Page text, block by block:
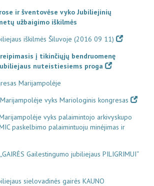
ir šventovėse vyko Jubiliejinių
užbaigimo iškilmės
iškilmės Šiluvoje (2016 09 11)
į tikinčiųjų bendruomenę
nuteistiesiems proga
Marijampolėje
vyks Mariologinis kongresas
vyks palaimintojo arkivyskupo
paskelbimo palaimintuoju minėjimas ir
Gailestingumo jubiliejaus PILIGRIMUI“
sielovadinės gairės KAUNO